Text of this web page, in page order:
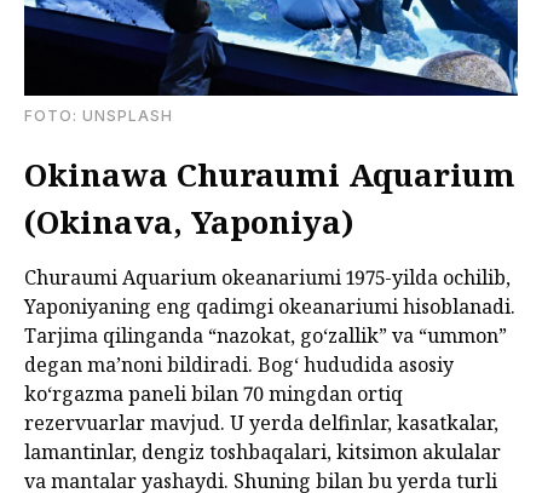
FOTO: UNSPLASH
Okinawa Churaumi Aquarium
(Okinava, Yaponiya)
Churaumi Aquarium okeanariumi 1975-yilda ochilib,
Yaponiyaning eng qadimgi okeanariumi hisoblanadi.
Tarjima qilinganda “nazokat, goʻzallik” va “ummon”
degan ma’noni bildiradi. Bogʻ hududida asosiy
koʻrgazma paneli bilan 70 mingdan ortiq
rezervuarlar mavjud. U yerda delfinlar, kasatkalar,
lamantinlar, dengiz toshbaqalari, kitsimon akulalar
va mantalar yashaydi. Shuning bilan bu yerda turli